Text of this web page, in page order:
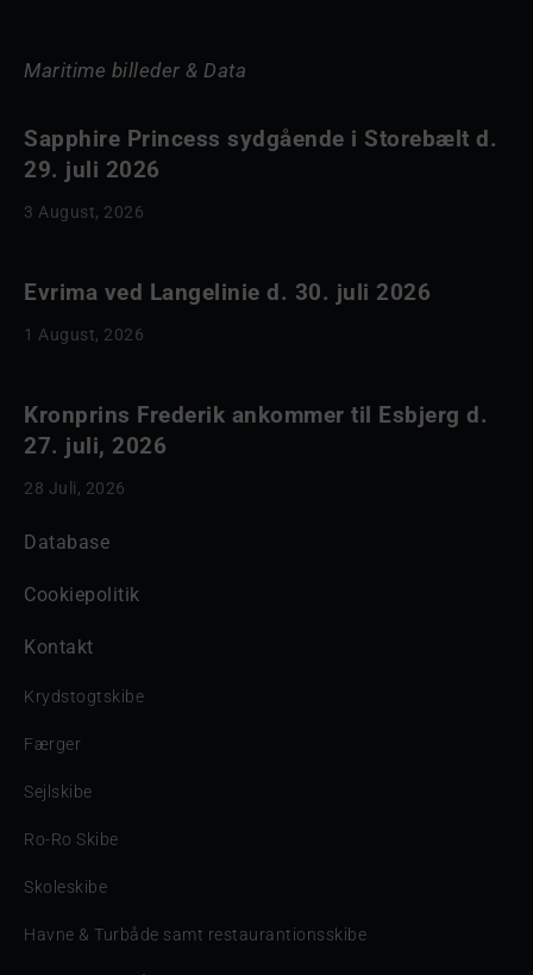
Maritime billeder & Data
Sapphire Princess sydgående i Storebælt d.
29. juli 2026
3 August, 2026
Evrima ved Langelinie d. 30. juli 2026
1 August, 2026
Kronprins Frederik ankommer til Esbjerg d.
27. juli, 2026
28 Juli, 2026
Database
Cookiepolitik
Kontakt
Krydstogtskibe
Færger
Sejlskibe
Ro-Ro Skibe
Skoleskibe
Havne & Turbåde samt restaurantionsskibe